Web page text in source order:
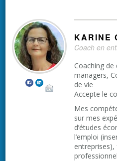
KARINE
Coach en
Coaching de
managers,
de vie
Accepte le
Mes
sur mes
d’études
l’emploi